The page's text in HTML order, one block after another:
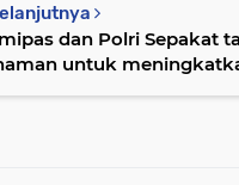
dan Polri Sepakat
untuk